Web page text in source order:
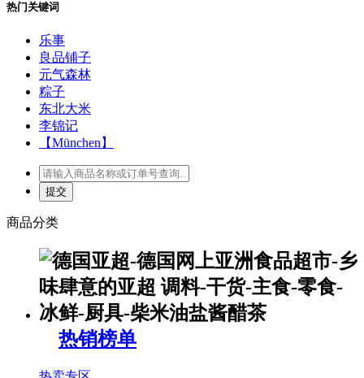
热门关键词
乐事
良品铺子
元气森林
粽子
东北大米
李锦记
【München】
商品分类
热销榜单